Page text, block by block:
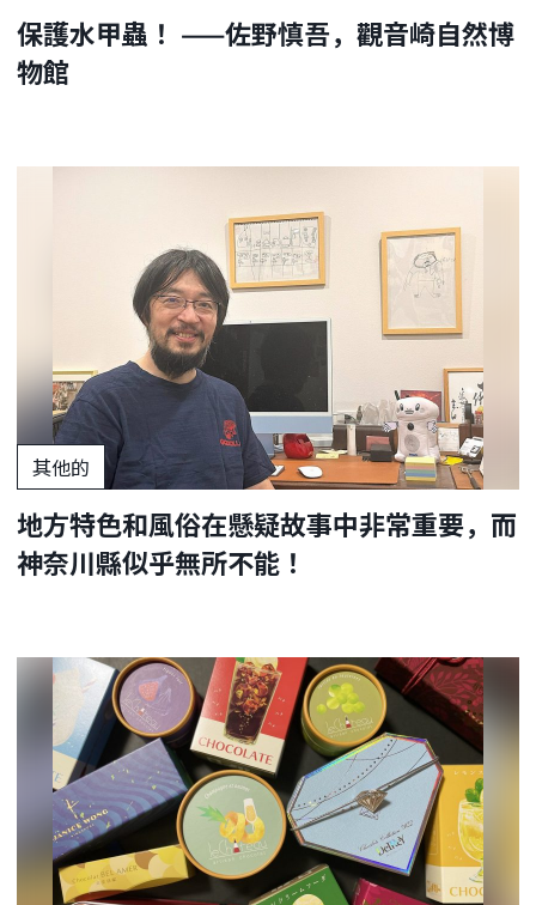
保護水甲蟲！ ——佐野慎吾，觀音崎自然博
物館
其他的
地方特色和風俗在懸疑故事中非常重要，而
神奈川縣似乎無所不能！